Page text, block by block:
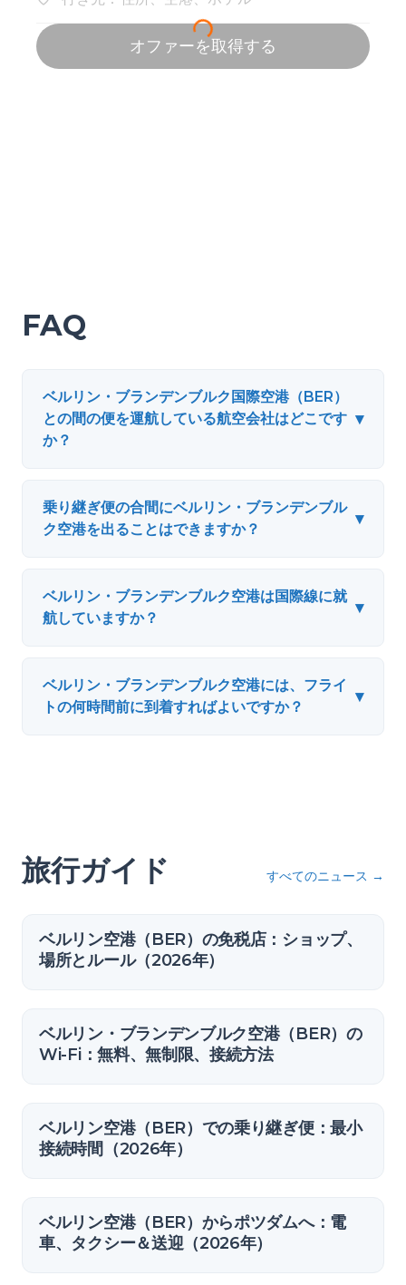
FAQ
ベルリン・ブランデンブルク国際空港（BER）
との間の便を運航している航空会社はどこです
か？
▾
乗り継ぎ便の合間にベルリン・ブランデンブル
ク空港を出ることはできますか？
▾
ベルリン・ブランデンブルク空港は国際線に就
航していますか？
▾
ベルリン・ブランデンブルク空港には、フライ
トの何時間前に到着すればよいですか？
▾
旅行ガイド すべてのニュース →
ベルリン空港（BER）の免税店：ショップ、
場所とルール（2026年）
ベルリン・ブランデンブルク空港（BER）の
Wi-Fi：無料、無制限、接続方法
ベルリン空港（BER）での乗り継ぎ便：最小
接続時間（2026年）
ベルリン空港（BER）からポツダムへ：電
車、タクシー＆送迎（2026年）